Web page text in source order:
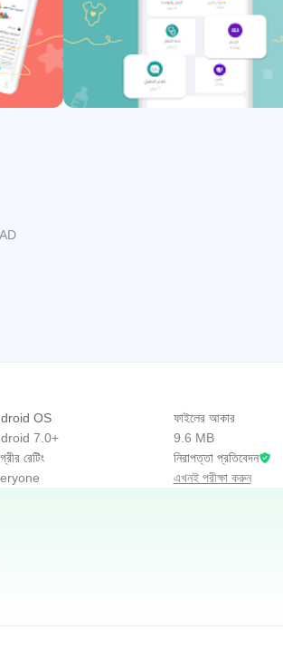
OS
7.0+
ফাইলের আকার
9.6 MB
রেটিং
নিরাপত্তা প্রতিবেদন
এখনই পরীক্ষা করুন